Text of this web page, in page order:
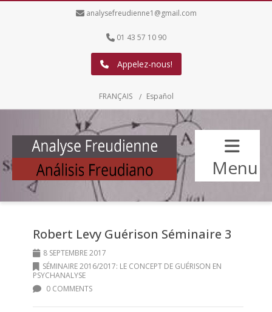
analysefreudienne1@gmail.com
01 43 57 10 90
Appelez-nous!
FRANÇAIS Español
Menu
Robert Levy Guérison Séminaire 3
8 SEPTEMBRE 2017
SÉMINAIRE 2016/2017: LE CONCEPT DE GUÉRISON EN
PSYCHANALYSE
0 COMMENTS